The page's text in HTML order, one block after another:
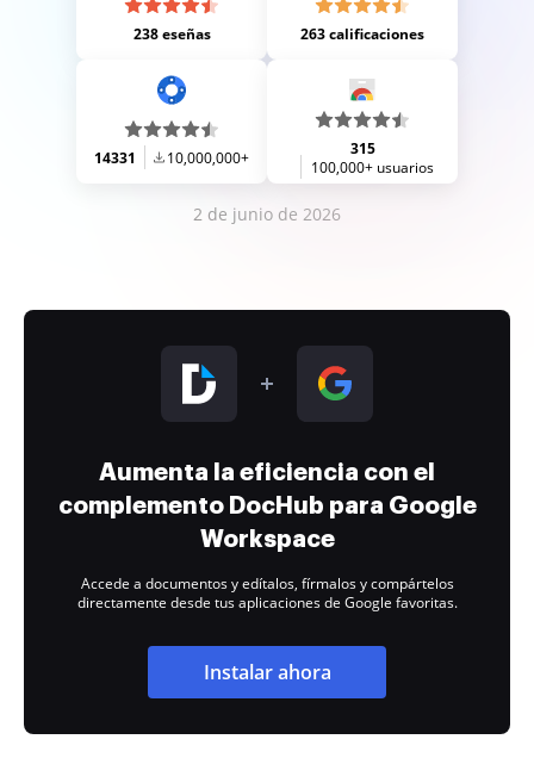
238 eseñas 263 calificaciones
14331 10,000,000+
315
100,000+ usuarios
2 de junio de 2026
Aumenta la eficiencia con el
complemento DocHub para Google
Workspace
Accede a documentos y edítalos, fírmalos y compártelos
directamente desde tus aplicaciones de Google favoritas.
Instalar ahora